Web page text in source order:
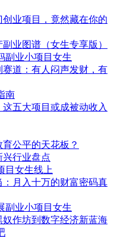
创业项目，竟然藏在你的
业图谱（女生专享版）
副业小项目女生
赛道：有人闷声发财，有
南
五大项目或成被动收入
公平的天花板？
兴行业盘点
目女生线上
：月入十万的财富密码真
副业小项目女生
奴作坊到数字经济新蓝海